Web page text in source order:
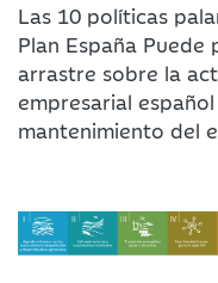
Las 10 políticas
Plan España
arrastre sobre la
empresarial
mantenimiento del